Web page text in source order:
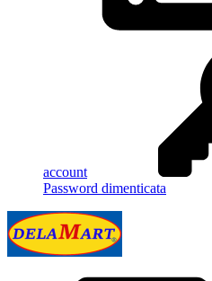
account
Password dimenticata